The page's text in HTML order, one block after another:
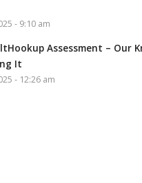
- 9:10 am
Assessment – Our
It
- 12:26 am